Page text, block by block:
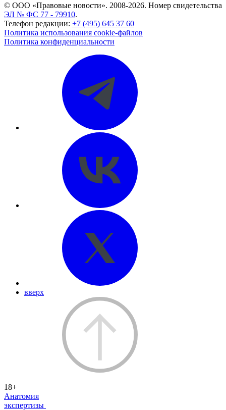
© ООО «Правовые новости». 2008-2026. Номер свидетельства
ЭЛ № ФС 77 - 79910.
Телефон редакции: +7 (495) 645 37 60
Политика использования cookie-файлов
Политика конфиденциальности
вверх
18+
Анатомия
экспертизы